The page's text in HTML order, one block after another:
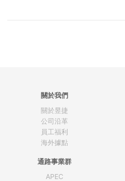
關於我們
關於昱捷
公司沿革
員工福利
海外據點
通路事業群
APEC